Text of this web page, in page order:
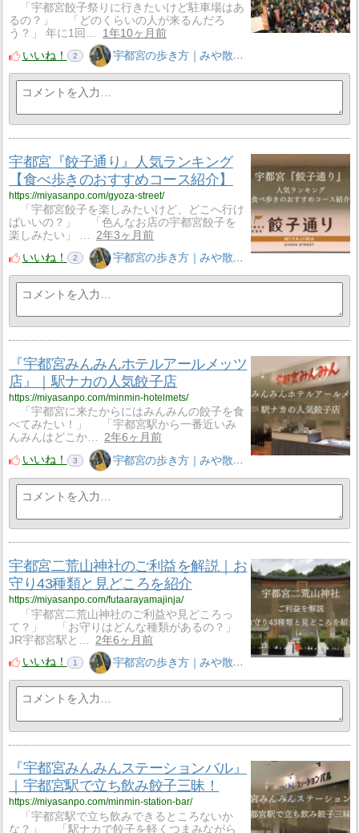
「宇都宮餃子祭りに行きたいけど駐車場はあ
るの？」 「どのくらいの人が来るんだろ
う？」 年に1回…
1年10ヶ月前
いいね！
2 宇都宮の歩き方｜みや散歩
宇都宮『餃子通り』人気ランキング
【食べ歩きのおすすめコース紹介】
https://miyasanpo.com/gyoza-street/
「宇都宮餃子を楽しみたいけど、どこへ行け
ばいいの？」 「色んなお店の宇都宮餃子を
楽しみたい」 …
2年3ヶ月前
いいね！
2 宇都宮の歩き方｜みや散歩
『宇都宮みんみんホテルアールメッツ
店』｜駅ナカの人気餃子店
https://miyasanpo.com/minmin-hotelmets/
「宇都宮に来たからにはみんみんの餃子を食
べてみたい！」 「宇都宮駅から一番近いみ
んみんはどこか…
2年6ヶ月前
いいね！
3 宇都宮の歩き方｜みや散歩
宇都宮二荒山神社のご利益を解説｜お
守り43種類と見どころを紹介
https://miyasanpo.com/futaarayamajinja/
「宇都宮二荒山神社のご利益や見どころっ
て？」 「お守りはどんな種類があるの？」
JR宇都宮駅と…
2年6ヶ月前
いいね！
1 宇都宮の歩き方｜みや散歩
『宇都宮みんみんステーションバル』
｜宇都宮駅で立ち飲み餃子三昧！
https://miyasanpo.com/minmin-station-bar/
「宇都宮駅で立ち飲みできるところないか
な？」 「駅ナカで餃子を軽くつまみながら